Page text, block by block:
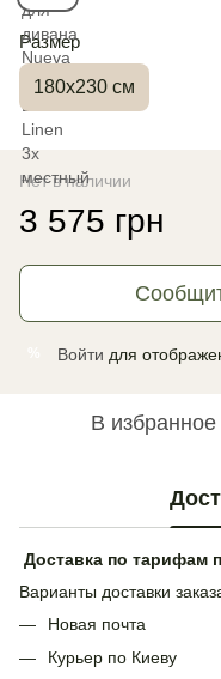
Размер
180х230 см
Нет в наличии
3 575 грн
Войти для
В избранное
Доставка по тарифам
Варианты доставки
Новая почта
Курьер по Киеву